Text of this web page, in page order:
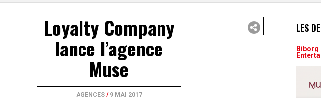
Loyalty Company
lance l’agence
Muse
AGENCES/ 9 MAI 2017
LES
Biborg